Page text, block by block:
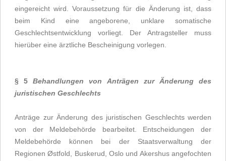
eingereicht wird. Voraussetzung für die Änderung ist, dass
beim Kind eine angeborene, unklare somatische
Geschlechtsentwicklung vorliegt. Der Antragsteller muss
hierüber eine ärztliche Bescheinigung vorlegen.
§ 5Behandlungen von Anträgen zur Änderung des
juristischen Geschlechts
Anträge zur Änderung des juristischen Geschlechts werden
von der Meldebehörde bearbeitet. Entscheidungen der
Meldebehörde können bei der Staatsverwaltung der
Regionen Østfold, Buskerud, Oslo und Akershus angefochten